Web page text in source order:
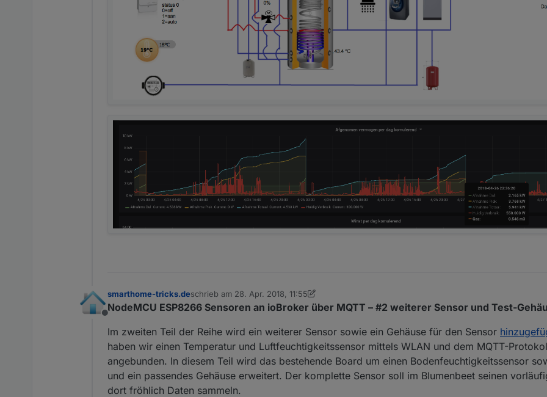
Offline
smarthome-tricks.deschrieb am 28. Apr. 2018, 11:55
zuletzt editiert von Jey Cee
NodeMCU ESP8266 Sensoren an ioBroker über MQTT – #2 weiterer Sensor und Test-
Im zweiten Teil der Reihe wird ein weiterer Sensor sowie ein Gehäuse für den Sensor
haben wir einen Temperatur und Luftfeuchtigkeitssensor mittels WLAN und dem MQTT-
angebunden. In diesem Teil wird das bestehende Board um einen Bodenfeuchtigkeitssensor
und ein passendes Gehäuse erweitert. Der komplette Sensor soll im Blumenbeet seinen
dort fröhlich Daten sammeln.